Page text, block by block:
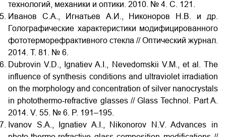
технологий, механики и оптики. 2010. № 4. С. 121.
Иванов С.А., Игнатьев А.И., Никоноров Н.В. и др.
Голографические характеристики модифицированного
фототерморефрактивного стекла // Оптический журнал.
2014. Т. 81. № 6.
Dubrovin V.D., Ignatiev A.I., Nevedomskii V.M., et al. The
influence of synthesis conditions and ultraviolet irradiation
on the morphology and concentration of silver nanocrystals
in photothermo-refractive glasses // Glass Technol. Part A.
2014. V. 55. № 6. P. 191–195.
Ivanov S.A., Ignatiev A.I., Nikonorov N.V. Advances in